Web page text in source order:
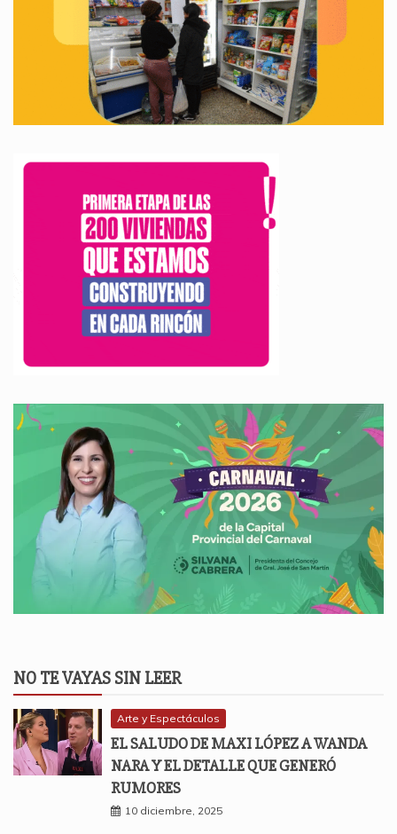
NO TE VAYAS SIN LEER
Arte y Espectáculos
EL SALUDO DE MAXI LÓPEZ A WANDA
NARA Y EL DETALLE QUE GENERÓ
RUMORES
10 diciembre, 2025